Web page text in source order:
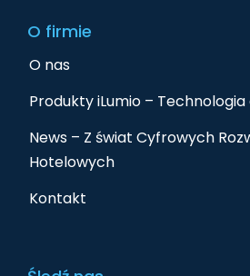
O firmie
O nas
Produkty iLumio –
News – Z świat Cyfrowych
Hotelowych
Kontakt